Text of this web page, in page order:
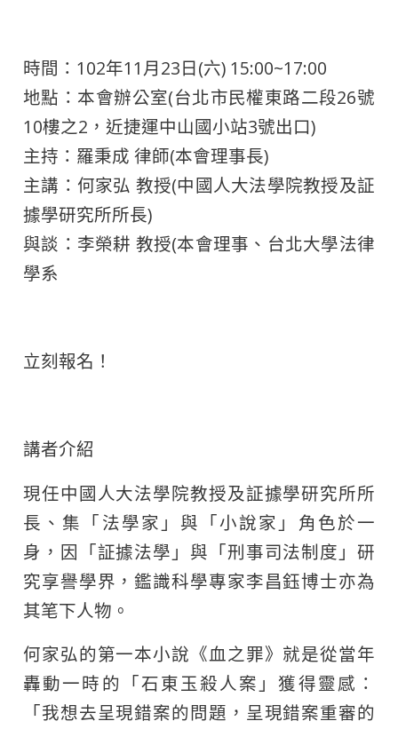
時間：102年11月23日(六) 15:00~17:00
地點：本會辦公室(台北市民權東路二段26號
10樓之2，近捷運中山國小站3號出口)
主持：羅秉成 律師(本會理事長)
主講：何家弘 教授(中國人大法學院教授及証
據學研究所所長)
與談：李榮耕 教授(本會理事、台北大學法律
學系
立刻報名！
講者介紹
現任中國人大法學院教授及証據學研究所所
長、集「法學家」與「小說家」角色於一
身，因「証據法學」與「刑事司法制度」研
究享譽學界，鑑識科學專家李昌鈺博士亦為
其笔下人物。
何家弘的第一本小說《血之罪》就是從當年
轟動一時的「石東玉殺人案」獲得靈感：
「我想去呈現錯案的問題，呈現錯案重審的